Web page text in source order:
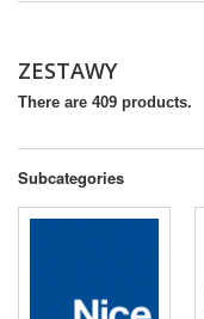
ZESTAWY
There are 409 products.
Subcategories